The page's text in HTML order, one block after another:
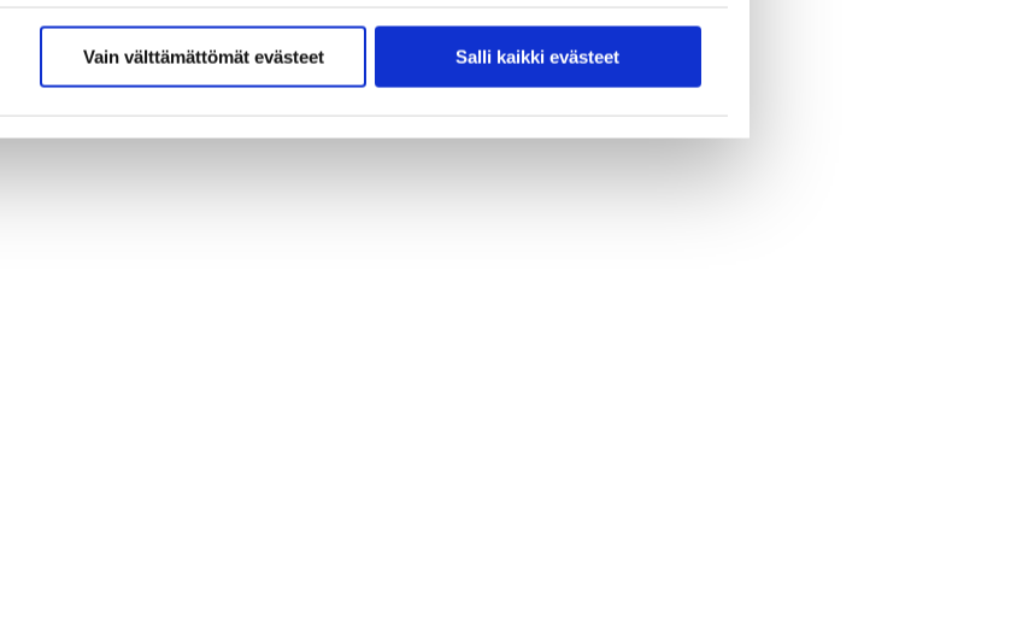
Vain välttämättömät evästeet Salli kaikki evästeet